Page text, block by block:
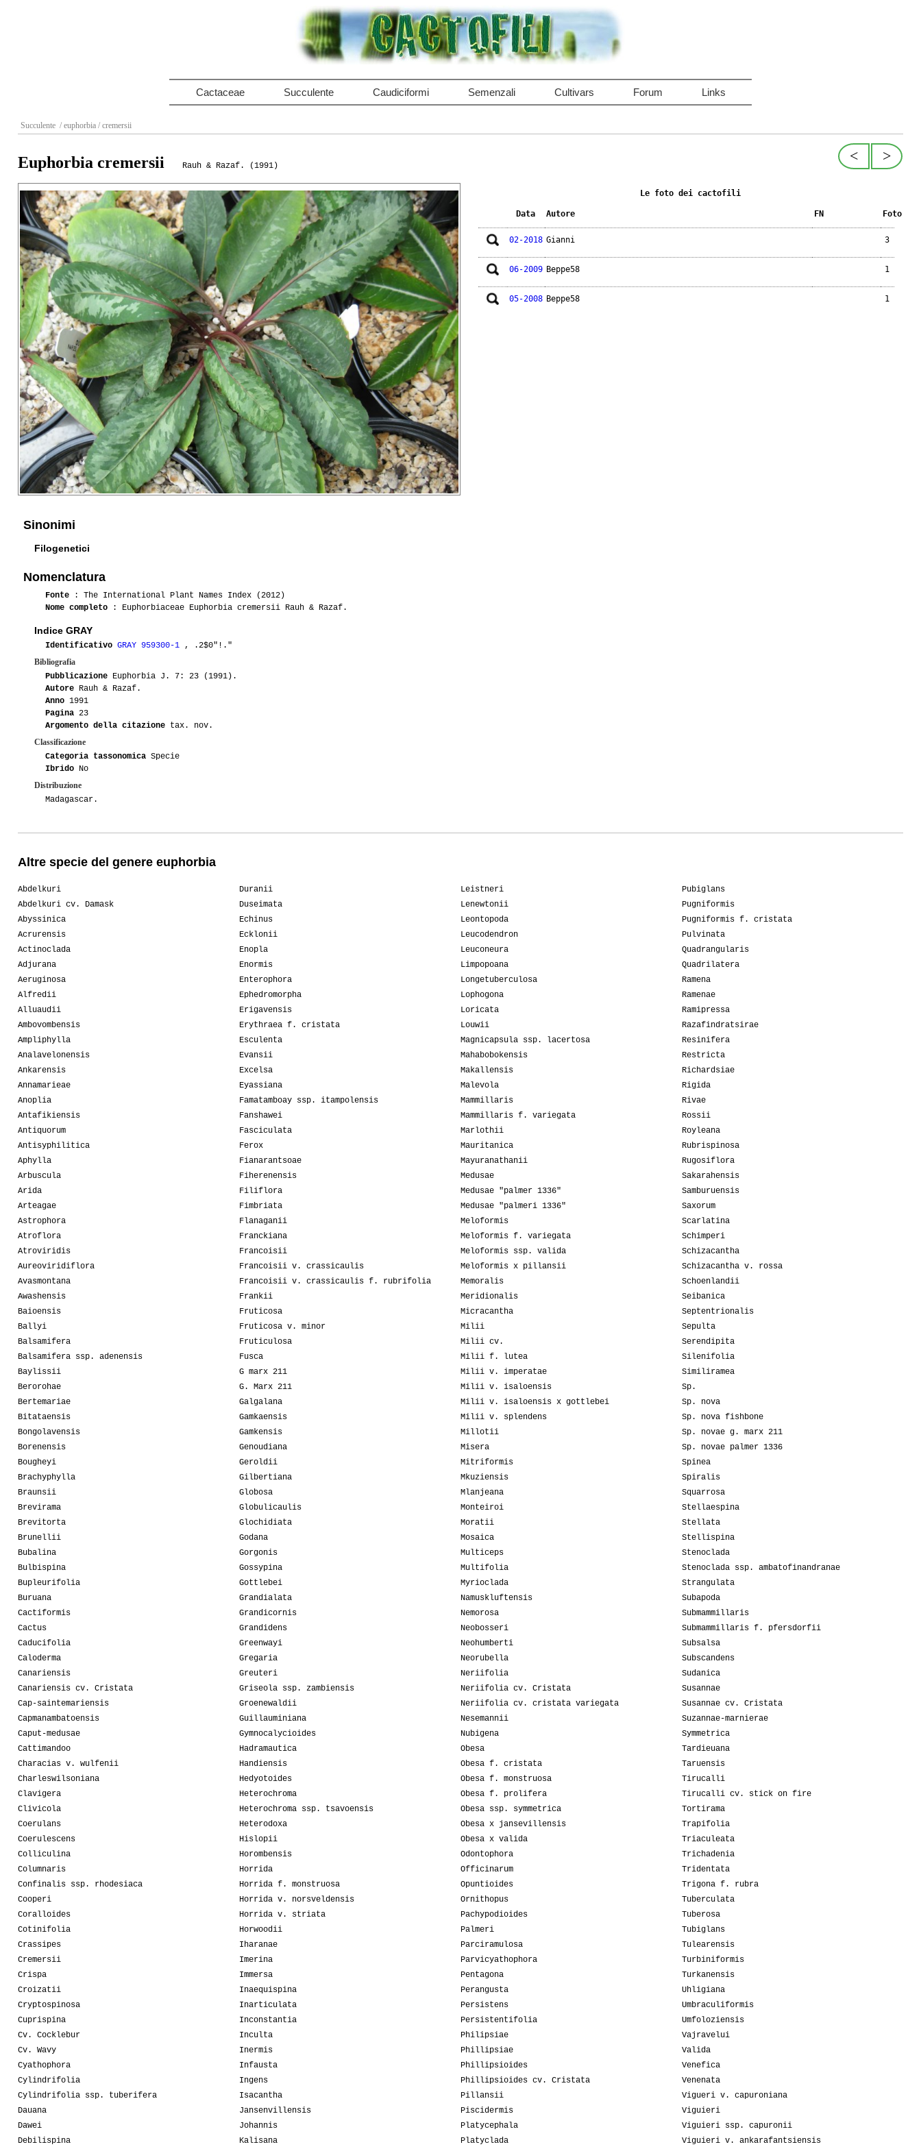
Cactaceae Succulente Caudiciformi Semenzali Cultivars Forum Links
Succulente / euphorbia / cremersii
>
<
Euphorbia cremersii Rauh & Razaf. (1991)
Le foto dei cactofili
Data Autore FN Foto
02-2018 Gianni 3
06-2009 Beppe58 1
05-2008 Beppe58 1
Sinonimi
Filogenetici
Nomenclatura
Fonte : The International Plant Names Index (2012)
Nome completo : Euphorbiaceae Euphorbia cremersii Rauh & Razaf.
Indice GRAY
Identificativo GRAY 959300-1 , .2$0"!."
Bibliografia
Pubblicazione Euphorbia J. 7: 23 (1991).
Autore Rauh & Razaf.
Anno 1991
Pagina 23
Argomento della citazione tax. nov.
Classificazione
Categoria tassonomica Specie
Ibrido No
Distribuzione
Madagascar.
Altre specie del genere euphorbia
Abdelkuri
Abdelkuri cv. Damask
Abyssinica
Acrurensis
Actinoclada
Adjurana
Aeruginosa
Alfredii
Alluaudii
Ambovombensis
Ampliphylla
Analavelonensis
Ankarensis
Annamarieae
Anoplia
Antafikiensis
Antiquorum
Antisyphilitica
Aphylla
Arbuscula
Arida
Arteagae
Astrophora
Atroflora
Atroviridis
Aureoviridiflora
Avasmontana
Awashensis
Baioensis
Ballyi
Balsamifera
Balsamifera ssp. adenensis
Baylissii
Berorohae
Bertemariae
Bitataensis
Bongolavensis
Borenensis
Bougheyi
Brachyphylla
Braunsii
Brevirama
Brevitorta
Brunellii
Bubalina
Bulbispina
Bupleurifolia
Buruana
Cactiformis
Cactus
Caducifolia
Caloderma
Canariensis
Canariensis cv. Cristata
Cap-saintemariensis
Capmanambatoensis
Caput-medusae
Cattimandoo
Characias v. wulfenii
Charleswilsoniana
Clavigera
Clivicola
Coerulans
Coerulescens
Colliculina
Columnaris
Confinalis ssp. rhodesiaca
Cooperi
Coralloides
Cotinifolia
Crassipes
Cremersii
Crispa
Croizatii
Cryptospinosa
Cuprispina
Cv. Cocklebur
Cv. Wavy
Cyathophora
Cylindrifolia
Cylindrifolia ssp. tuberifera
Dauana
Dawei
Debilispina
Duranii
Duseimata
Echinus
Ecklonii
Enopla
Enormis
Enterophora
Ephedromorpha
Erigavensis
Erythraea f. cristata
Esculenta
Evansii
Excelsa
Eyassiana
Famatamboay ssp. itampolensis
Fanshawei
Fasciculata
Ferox
Fianarantsoae
Fiherenensis
Filiflora
Fimbriata
Flanaganii
Franckiana
Francoisii
Francoisii v. crassicaulis
Francoisii v. crassicaulis f. rubrifolia
Frankii
Fruticosa
Fruticosa v. minor
Fruticulosa
Fusca
G marx 211
G. Marx 211
Galgalana
Gamkaensis
Gamkensis
Genoudiana
Geroldii
Gilbertiana
Globosa
Globulicaulis
Glochidiata
Godana
Gorgonis
Gossypina
Gottlebei
Grandialata
Grandicornis
Grandidens
Greenwayi
Gregaria
Greuteri
Griseola ssp. zambiensis
Groenewaldii
Guillauminiana
Gymnocalycioides
Hadramautica
Handiensis
Hedyotoides
Heterochroma
Heterochroma ssp. tsavoensis
Heterodoxa
Hislopii
Horombensis
Horrida
Horrida f. monstruosa
Horrida v. norsveldensis
Horrida v. striata
Horwoodii
Iharanae
Imerina
Immersa
Inaequispina
Inarticulata
Inconstantia
Inculta
Inermis
Infausta
Ingens
Isacantha
Jansenvillensis
Johannis
Kalisana
Leistneri
Lenewtonii
Leontopoda
Leucodendron
Leuconeura
Limpopoana
Longetuberculosa
Lophogona
Loricata
Louwii
Magnicapsula ssp. lacertosa
Mahabobokensis
Makallensis
Malevola
Mammillaris
Mammillaris f. variegata
Marlothii
Mauritanica
Mayuranathanii
Medusae
Medusae "palmer 1336"
Medusae "palmeri 1336"
Meloformis
Meloformis f. variegata
Meloformis ssp. valida
Meloformis x pillansii
Memoralis
Meridionalis
Micracantha
Milii
Milii cv.
Milii f. lutea
Milii v. imperatae
Milii v. isaloensis
Milii v. isaloensis x gottlebei
Milii v. splendens
Millotii
Misera
Mitriformis
Mkuziensis
Mlanjeana
Monteiroi
Moratii
Mosaica
Multiceps
Multifolia
Myrioclada
Namuskluftensis
Nemorosa
Neobosseri
Neohumberti
Neorubella
Neriifolia
Neriifolia cv. Cristata
Neriifolia cv. cristata variegata
Nesemannii
Nubigena
Obesa
Obesa f. cristata
Obesa f. monstruosa
Obesa f. prolifera
Obesa ssp. symmetrica
Obesa x jansevillensis
Obesa x valida
Odontophora
Officinarum
Opuntioides
Ornithopus
Pachypodioides
Palmeri
Parciramulosa
Parvicyathophora
Pentagona
Perangusta
Persistens
Persistentifolia
Philipsiae
Phillipsiae
Phillipsioides
Phillipsioides cv. Cristata
Pillansii
Piscidermis
Platycephala
Platyclada
Pubiglans
Pugniformis
Pugniformis f. cristata
Pulvinata
Quadrangularis
Quadrilatera
Ramena
Ramenae
Ramipressa
Razafindratsirae
Resinifera
Restricta
Richardsiae
Rigida
Rivae
Rossii
Royleana
Rubrispinosa
Rugosiflora
Sakarahensis
Samburuensis
Saxorum
Scarlatina
Schimperi
Schizacantha
Schizacantha v. rossa
Schoenlandii
Seibanica
Septentrionalis
Sepulta
Serendipita
Silenifolia
Similiramea
Sp.
Sp. nova
Sp. nova fishbone
Sp. novae g. marx 211
Sp. novae palmer 1336
Spinea
Spiralis
Squarrosa
Stellaespina
Stellata
Stellispina
Stenoclada
Stenoclada ssp. ambatofinandranae
Strangulata
Subapoda
Submammillaris
Submammillaris f. pfersdorfii
Subsalsa
Subscandens
Sudanica
Susannae
Susannae cv. Cristata
Suzannae-marnierae
Symmetrica
Tardieuana
Taruensis
Tirucalli
Tirucalli cv. stick on fire
Tortirama
Trapifolia
Triaculeata
Trichadenia
Tridentata
Trigona f. rubra
Tuberculata
Tuberosa
Tubiglans
Tulearensis
Turbiniformis
Turkanensis
Uhligiana
Umbraculiformis
Umfoloziensis
Vajravelui
Valida
Venefica
Venenata
Vigueri v. capuroniana
Viguieri
Viguieri ssp. capuronii
Viguieri v. ankarafantsiensis